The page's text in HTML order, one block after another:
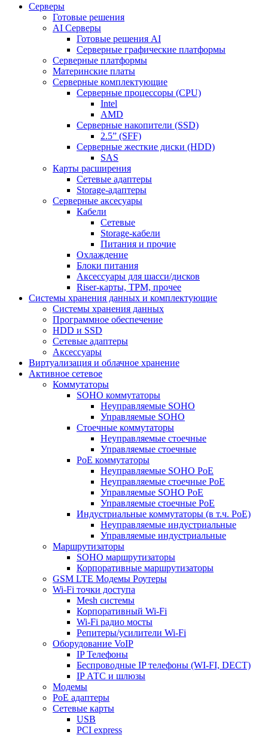
Cерверы
Готовые решения
AI Серверы
Готовые решения AI
Серверные графические платформы
Серверные платформы
Материнские платы
Серверные комплектующие
Серверные процессоры (CPU)
Intel
AMD
Серверные накопители (SSD)
2.5” (SFF)
Серверные жесткие диски (HDD)
SAS
Карты расширения
Сетевые адаптеры
Storage-адаптеры
Серверные аксесуары
Кабели
Сетевые
Storage-кабели
Питания и прочие
Охлаждение
Блоки питания
Аксессуары для шасси/дисков
Riser-карты, TPM, прочее
Системы хранения данных и комплектующие
Системы хранения данных
Программное обеспечение
HDD и SSD
Сетевые адаптеры
Аксессуары
Виртуализация и облачное хранение
Активное сетевое
Коммутаторы
SOHO коммутаторы
Неуправляемые SOHO
Управляемые SOHO
Стоечные коммутаторы
Неуправляемые стоечные
Управляемые стоечные
PoE коммутаторы
Неуправляемые SOHO PoE
Неуправляемые стоечные PoE
Управляемые SOHO PoE
Управляемые стоечные PoE
Индустриальные коммутаторы (в т.ч. РоЕ)
Неуправляемые индустриальные
Управляемые индустриальные
Маршрутизаторы
SOHO маршрутизаторы
Корпоративные маршрутизаторы
GSM LTE Модемы Роутеры
Wi-Fi точки доступа
Mesh системы
Корпоративный Wi-Fi
Wi-Fi радио мосты
Репитеры/усилители Wi-Fi
Оборудование VoIP
IP Телефоны
Беспроводные IP телефоны (WI-FI, DECT)
IP АТС и шлюзы
Модемы
PoE адаптеры
Сетевые карты
USB
PCI express